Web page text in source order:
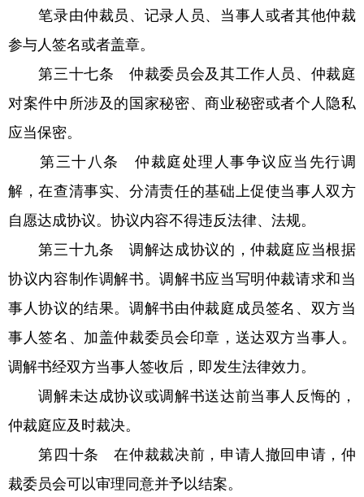
笔录由仲裁员、记录人员、当事人或者其他仲裁
参与人签名或者盖章。
第三十七条 仲裁委员会及其工作人员、仲裁庭
对案件中所涉及的国家秘密、商业秘密或者个人隐私
应当保密。
第三十八条 仲裁庭处理人事争议应当先行调
解，在查清事实、分清责任的基础上促使当事人双方
自愿达成协议。协议内容不得违反法律、法规。
第三十九条 调解达成协议的，仲裁庭应当根据
协议内容制作调解书。调解书应当写明仲裁请求和当
事人协议的结果。调解书由仲裁庭成员签名、双方当
事人签名、加盖仲裁委员会印章，送达双方当事人。
调解书经双方当事人签收后，即发生法律效力。
调解未达成协议或调解书送达前当事人反悔的，
仲裁庭应及时裁决。
第四十条 在仲裁裁决前，申请人撤回申请，仲
裁委员会可以审理同意并予以结案。